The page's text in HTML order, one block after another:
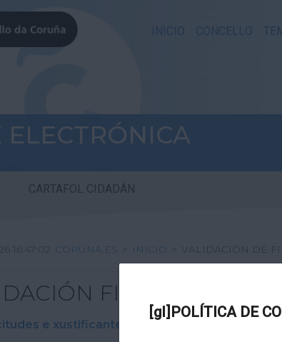
INICIO CONCELLO
ELECTRÓNICA
CARTAFOL CIDADÁN
[gl]POLÍTICA DE
16:47:02 CORUNA.ES > INICIO > VALIDACIÓN DE
FIRMA DIXITAL
e xustificantes